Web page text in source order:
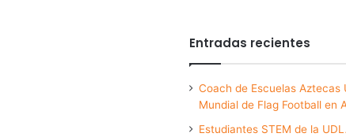
Entradas recientes
Coach de Escuelas Aztecas
Mundial de Flag Football en
Estudiantes STEM de la